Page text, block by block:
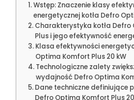
Wstęp: Znaczenie klasy
energetycznej kotła Defro
Charakterystyka kotła
Plus i jego efektywność
Klasa efektywności
Optima Komfort Plus 20 kW
Technologiczne zalety
wydajność Defro Optima
Dane techniczne definiujące
Defro Optima Komfort Plus